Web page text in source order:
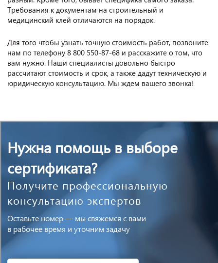
Требования к документам на строительный и
медицинский клей отличаются на порядок.
Для того чтобы узнать точную стоимость работ, позвоните
нам по телефону 8 800 550-87-68 и расскажите о том, что
вам нужно. Наши специалисты довольно быстро
рассчитают стоимость и срок, а также дадут техническую и
юридическую консультацию. Мы ждем вашего звонка!
Нужна помощь в выборе
сертификата?
Получите профессиональную
консультацию экспертов
Оставьте номер — мы свяжемся с вами
в рабочее время и уточним задачу